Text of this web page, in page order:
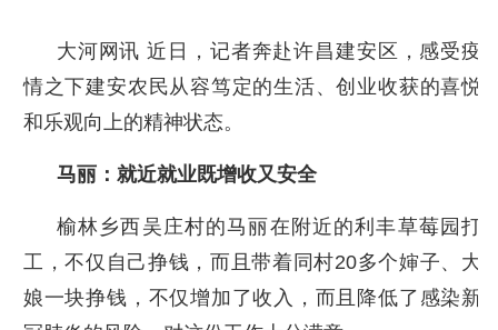
大河网讯 近日，记者奔赴许昌建安区，感受疫
情之下建安农民从容笃定的生活、创业收获的喜悦
和乐观向上的精神状态。
马丽：就近就业既增收又安全
榆林乡西吴庄村的马丽在附近的利丰草莓园打
工，不仅自己挣钱，而且带着同村20多个婶子、大
娘一块挣钱，不仅增加了收入，而且降低了感染新